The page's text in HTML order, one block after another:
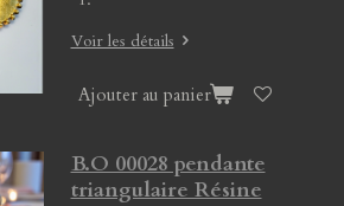
Voir les détails
Ajouter au panier
B.O 00028 pendante
triangulaire Résine